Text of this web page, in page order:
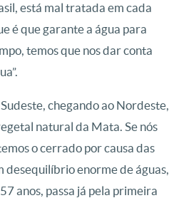
está mal tratada em cada
é que garante a água para
temos que nos dar conta
chegando ao Nordeste,
natural da Mata. Se nós
o cerrado por causa das
desequilíbrio enorme de águas,
anos, passa já pela primeira